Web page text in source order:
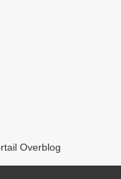
Overblog